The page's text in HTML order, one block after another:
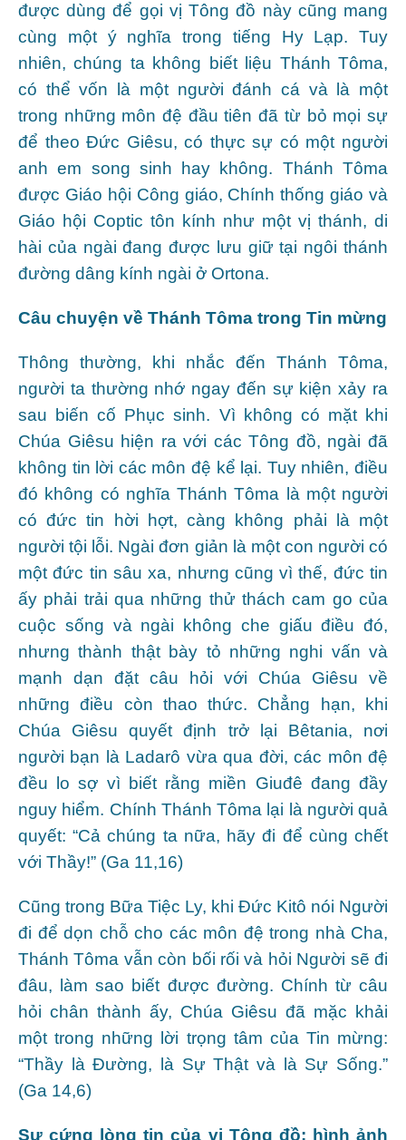
được dùng để gọi vị Tông đồ này cũng mang
cùng một ý nghĩa trong tiếng Hy Lạp. Tuy
nhiên, chúng ta không biết liệu Thánh Tôma,
có thể vốn là một người đánh cá và là một
trong những môn đệ đầu tiên đã từ bỏ mọi sự
để theo Đức Giêsu, có thực sự có một người
anh em song sinh hay không. Thánh Tôma
được Giáo hội Công giáo, Chính thống giáo và
Giáo hội Coptic tôn kính như một vị thánh, di
hài của ngài đang được lưu giữ tại ngôi thánh
đường dâng kính ngài ở Ortona.
Câu chuyện về Thánh Tôma trong Tin mừng
Thông thường, khi nhắc đến Thánh Tôma,
người ta thường nhớ ngay đến sự kiện xảy ra
sau biến cố Phục sinh. Vì không có mặt khi
Chúa Giêsu hiện ra với các Tông đồ, ngài đã
không tin lời các môn đệ kể lại. Tuy nhiên, điều
đó không có nghĩa Thánh Tôma là một người
có đức tin hời hợt, càng không phải là một
người tội lỗi. Ngài đơn giản là một con người có
một đức tin sâu xa, nhưng cũng vì thế, đức tin
ấy phải trải qua những thử thách cam go của
cuộc sống và ngài không che giấu điều đó,
nhưng thành thật bày tỏ những nghi vấn và
mạnh dạn đặt câu hỏi với Chúa Giêsu về
những điều còn thao thức. Chẳng hạn, khi
Chúa Giêsu quyết định trở lại Bêtania, nơi
người bạn là Ladarô vừa qua đời, các môn đệ
đều lo sợ vì biết rằng miền Giuđê đang đầy
nguy hiểm. Chính Thánh Tôma lại là người quả
quyết: “Cả chúng ta nữa, hãy đi để cùng chết
với Thầy!” (Ga 11,16)
Cũng trong Bữa Tiệc Ly, khi Đức Kitô nói Người
đi để dọn chỗ cho các môn đệ trong nhà Cha,
Thánh Tôma vẫn còn bối rối và hỏi Người sẽ đi
đâu, làm sao biết được đường. Chính từ câu
hỏi chân thành ấy, Chúa Giêsu đã mặc khải
một trong những lời trọng tâm của Tin mừng:
“Thầy là Đường, là Sự Thật và là Sự Sống.”
(Ga 14,6)
Sự cứng lòng tin của vị Tông đồ: hình ảnh